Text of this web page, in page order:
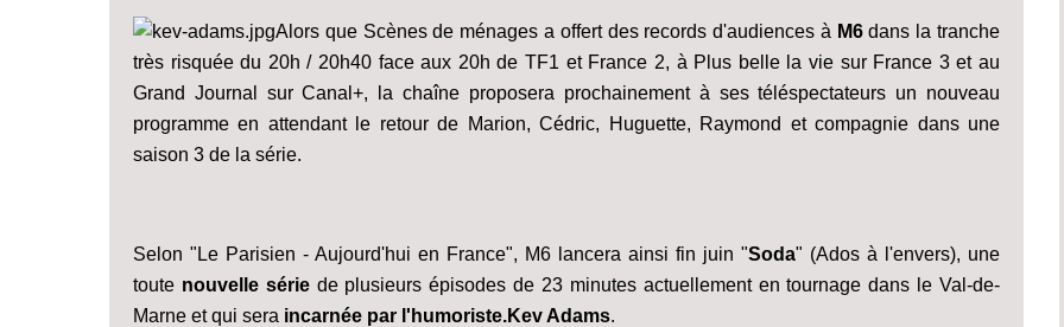
Alors que Scènes de ménages a offert des records d'audiences à M6dans la tranche
très risquée du 20h / 20h40 face aux 20h de TF1 et France 2, à Plus belle la vie sur France 3 et au
Grand Journal sur Canal+, la chaîne proposera prochainement à ses téléspectateurs un nouveau
programme en attendant le retour de Marion, Cédric, Huguette, Raymond et compagnie dans une
saison 3 de la série.
Selon "Le Parisien - Aujourd'hui en France", M6 lancera ainsi fin juin "Soda" (Ados à l'envers), une
toute nouvelle sériede plusieurs épisodes de 23 minutes actuellement en tournage dans le Val-de-
Marne et qui sera incarnée par l'humoriste.Kev Adams.